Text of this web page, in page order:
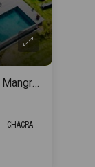
Casa en Venta en Pueblo Coyote, Mangrullos de Punta Piedras, Manantiales
CHACRA